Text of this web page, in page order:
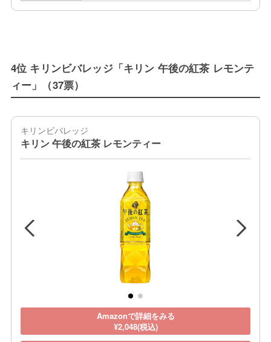
4位 キリンビバレッジ「キリン 午後の紅茶 レモンテ
ィー」（37票）
キリンビバレッジ
キリン 午後の紅茶 レモンティー
Amazonで詳細をみる
¥2,048(税込)